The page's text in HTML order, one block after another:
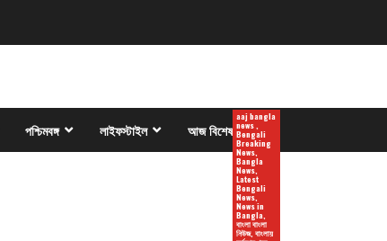
পশ্চিমবঙ্গ লাইফস্টাইল আজ বিশেষ
aaj bangla
news ,
Bengali
Breaking
News,
Bangla
News,
Latest
Bengali
News,
News in
Bangla,
বাংলা বাংলা
নিউজ, বাংলায়